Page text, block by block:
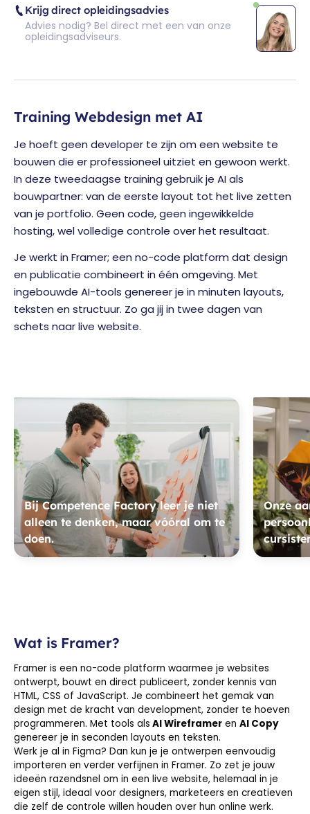
Training Webdesign met AI
Je hoeft geen developer te zijn om een website te
bouwen die er professioneel uitziet en gewoon werkt.
In deze tweedaagse training gebruik je AI als
bouwpartner: van de eerste layout tot het live zetten
van je portfolio. Geen code, geen ingewikkelde
hosting, wel volledige controle over het resultaat.
Je werkt in Framer; een no-code platform dat design
en publicatie combineert in één omgeving. Met
ingebouwde AI-tools genereer je in minuten layouts,
teksten en structuur. Zo ga jij in twee dagen van
schets naar live website.
Bij Competence Factory leer je niet
alleen te denken, maar vóóral om te
doen.
Onze
Wat is Framer?
Framer is een no-code platform waarmee je websites
ontwerpt, bouwt en direct publiceert, zonder kennis van
HTML, CSS of JavaScript. Je combineert het gemak van
design met de kracht van development, zonder te hoeven
programmeren. Met tools als AI Wireframer en AI Copy
genereer je in seconden layouts en teksten.
Werk je al in Figma? Dan kun je je ontwerpen eenvoudig
importeren en verder verfijnen in Framer. Zo zet je jouw
ideeën razendsnel om in een live website, helemaal in je
eigen stijl, ideaal voor designers, marketeers en creatieven
die zelf de controle willen houden over hun online werk.
Krijg direct opleidingsadvies
Advies nodig? Bel direct met een van onze
opleidingsadviseurs.